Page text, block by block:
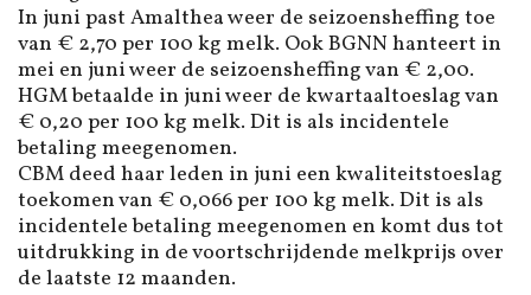
In juni past Amalthea weer de seizoensheffing toe
van € 2,70 per 100 kg melk. Ook BGNN hanteert in
mei en juni weer de seizoensheffing van € 2,00.
HGM betaalde in juni weer de kwartaaltoeslag van
€ 0,20 per 100 kg melk. Dit is als incidentele
betaling meegenomen.
CBM deed haar leden in juni een kwaliteitstoeslag
toekomen van € 0,066 per 100 kg melk. Dit is als
incidentele betaling meegenomen en komt dus tot
uitdrukking in de voortschrijdende melkprijs over
de laatste 12 maanden.